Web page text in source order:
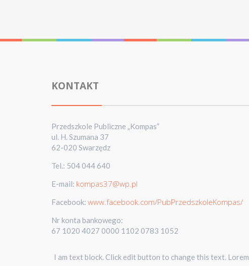
KONTAKT
Przedszkole Publiczne „Kompas”
ul. H. Szumana 37
62-020 Swarzędz
Tel.: 504 044 640
E-mail: kompas37@wp.pl
Facebook: www.facebook.com/PubPrzedszkoleKompas/
Nr konta bankowego:
67 1020 4027 0000 1102 0783 1052
I am text block. Click edit button to change this text.